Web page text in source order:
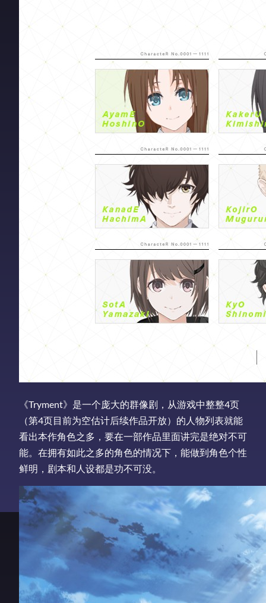
《Tryment》是一个庞大的群像剧，从游戏中整整4页
（第4页目前为空估计后续作品开放）的人物列表就能
看出本作角色之多，要在一部作品里面讲完是绝对不可
能。在拥有如此之多的角色的情况下，能做到角色个性
鲜明，剧本和人设都是功不可没。